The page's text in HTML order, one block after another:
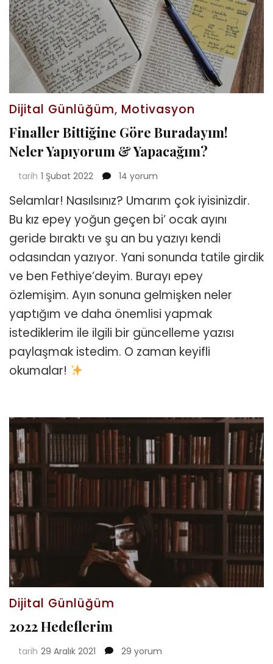
Dijital Günlüğüm, Motivasyon
Finaller Bittiğine Göre Buradayım!
Neler Yapıyorum & Yapacağım?
tarih 1 Şubat 2022
Finaller
Göre
Buradayım!
Neler
Yapıyorum
&
Yapacağım?
için
14 yorum
Selamlar! Nasılsınız? Umarım çok iyisinizdir.
Bu kız epey yoğun geçen bi’ ocak ayını
geride bıraktı ve şu an bu yazıyı kendi
odasından yazıyor. Yani sonunda tatile girdik
ve ben Fethiye’deyim. Burayı epey
özlemişim. Ayın sonuna gelmişken neler
yaptığım ve daha önemlisi yapmak
istediklerim ile ilgili bir güncelleme yazısı
paylaşmak istedim. O zaman keyifli
okumalar!
Dijital Günlüğüm
2022 Hedeflerim
tarih 29 Aralık 2021
2022
29 yorum